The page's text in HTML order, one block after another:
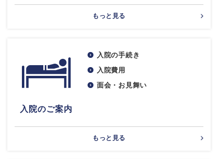
もっと見る
入院のご案内
入院の手続き
入院費用
面会・お見舞い
もっと見る